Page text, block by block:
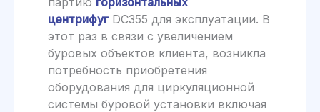
центрифугDC355 для эксплуатации. В
этот раз в связи с увеличением
буровых объектов клиента, возникла
потребность приобретения
оборудования для циркуляционной
системы буровой установки включая